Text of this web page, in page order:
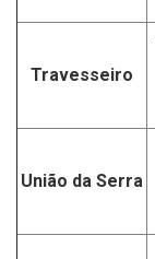
Travesseiro
União da Serra